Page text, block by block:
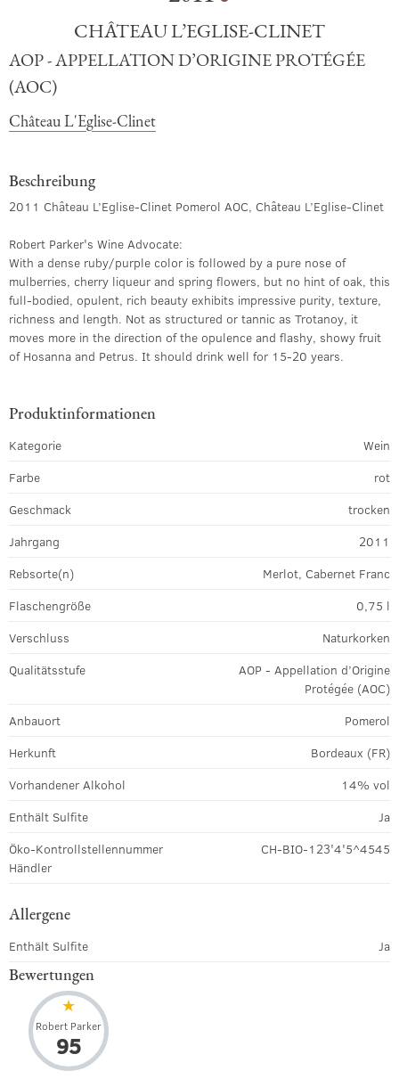
CHÂTEAU L’EGLISE-CLINET
AOP - APPELLATION D’ORIGINE PROTÉGÉE
(AOC)
Château L'Eglise-Clinet
Beschreibung
2011 Château L’Eglise-Clinet Pomerol AOC, Château L’Eglise-Clinet
Robert Parker's Wine Advocate:
With a dense ruby/purple color is followed by a pure nose of
mulberries, cherry liqueur and spring flowers, but no hint of oak, this
full-bodied, opulent, rich beauty exhibits impressive purity, texture,
richness and length. Not as structured or tannic as Trotanoy, it
moves more in the direction of the opulence and flashy, showy fruit
of Hosanna and Petrus. It should drink well for 15-20 years.
Produktinformationen
Kategorie
Wein
Farbe
rot
Geschmack
trocken
Jahrgang
2011
Rebsorte(n)
Merlot, Cabernet Franc
Flaschengröße
0,75 l
Verschluss
Naturkorken
Qualitätsstufe
AOP - Appellation d’Origine
Protégée (AOC)
Anbauort
Pomerol
Herkunft
Bordeaux (FR)
Vorhandener Alkohol
14% vol
Enthält Sulfite
Ja
Öko-Kontrollstellennummer
Händler
CH-BIO-123'4'5^4545
Allergene
Enthält Sulfite Ja
Bewertungen
Robert Parker
95